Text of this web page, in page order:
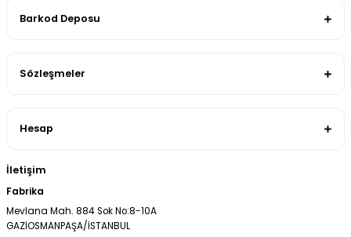
Barkod Deposu
Sözleşmeler
Hesap
İletişim
Fabrika
Mevlana Mah. 884 Sok No:8-10A
GAZİOSMANPAŞA/İSTANBUL